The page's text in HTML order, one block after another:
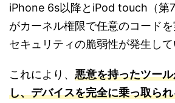
iPhone 6s以降とiPod touch（第
がカーネル権限で任意のコード
セキュリティの脆弱性が発生して
これにより、 悪意を持ったツー
し、デバイスを完全に乗っ取ら